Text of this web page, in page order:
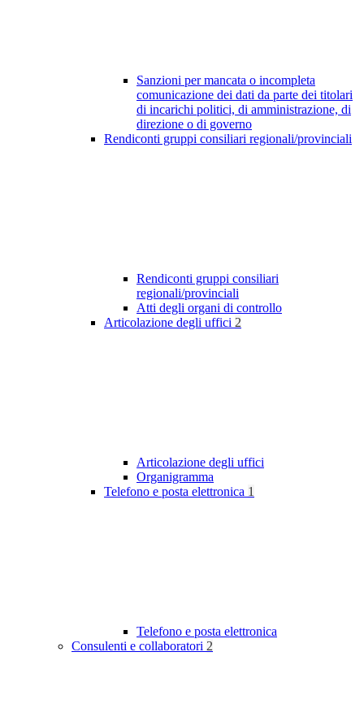
Sanzioni per mancata o incompleta
comunicazione dei dati da parte dei titolari
di incarichi politici, di amministrazione, di
direzione o di governo
Rendiconti gruppi consiliari regionali/provinciali
Rendiconti gruppi consiliari
regionali/provinciali
Atti degli organi di controllo
Articolazione degli uffici 2
Articolazione degli uffici
Organigramma
Telefono e posta elettronica 1
Telefono e posta elettronica
Consulenti e collaboratori 2